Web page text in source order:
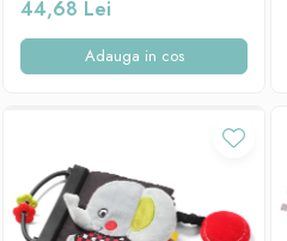
44,68 Lei
Adauga in cos